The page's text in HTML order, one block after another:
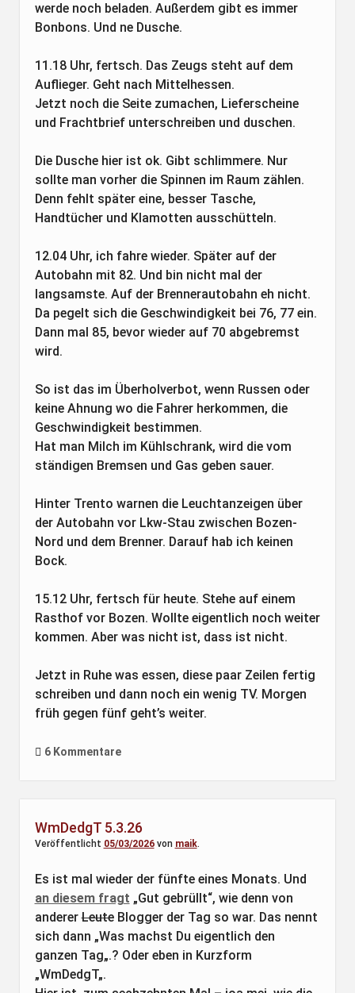
werde noch beladen. Außerdem gibt es immer
Bonbons. Und ne Dusche.
11.18 Uhr, fertsch. Das Zeugs steht auf dem
Auflieger. Geht nach Mittelhessen.
Jetzt noch die Seite zumachen, Lieferscheine
und Frachtbrief unterschreiben und duschen.
Die Dusche hier ist ok. Gibt schlimmere. Nur
sollte man vorher die Spinnen im Raum zählen.
Denn fehlt später eine, besser Tasche,
Handtücher und Klamotten ausschütteln.
12.04 Uhr, ich fahre wieder. Später auf der
Autobahn mit 82. Und bin nicht mal der
langsamste. Auf der Brennerautobahn eh nicht.
Da pegelt sich die Geschwindigkeit bei 76, 77 ein.
Dann mal 85, bevor wieder auf 70 abgebremst
wird.
So ist das im Überholverbot, wenn Russen oder
keine Ahnung wo die Fahrer herkommen, die
Geschwindigkeit bestimmen.
Hat man Milch im Kühlschrank, wird die vom
ständigen Bremsen und Gas geben sauer.
Hinter Trento warnen die Leuchtanzeigen über
der Autobahn vor Lkw-Stau zwischen Bozen-
Nord und dem Brenner. Darauf hab ich keinen
Bock.
15.12 Uhr, fertsch für heute. Stehe auf einem
Rasthof vor Bozen. Wollte eigentlich noch weiter
kommen. Aber was nicht ist, dass ist nicht.
Jetzt in Ruhe was essen, diese paar Zeilen fertig
schreiben und dann noch ein wenig TV. Morgen
früh gegen fünf geht’s weiter.
6 Kommentare
WmDedgT 5.3.26
Veröffentlicht 05/03/2026von maik.
Es ist mal wieder der fünfte eines Monats. Und
an diesem fragt „Gut gebrüllt“, wie denn von
andererLeuteBlogger der Tag so war. Das nennt
sich dann „Was machst Du eigentlich den
ganzen Tag„.? Oder eben in Kurzform
„WmDedgT„.